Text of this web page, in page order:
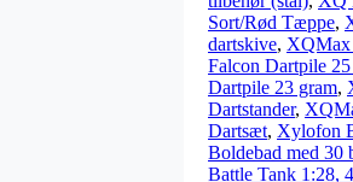
Sort/Rød Tæppe,
dartskive, XQMax
Falcon Dartpile
Dartpile 23 gram,
Dartstander,
Dartsæt, Xylofon
Boldebad med 30
Battle Tank 1:28,